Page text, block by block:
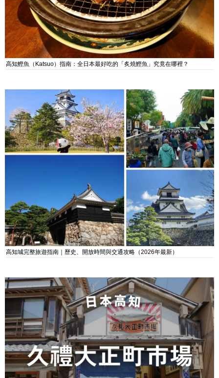
高知鰹魚（Katsuo）指南：全日本最好吃的「炙燒鰹魚」究竟在哪裡？
高知城完整旅遊指南｜歷史、開放時間與交通攻略（2026年最新）